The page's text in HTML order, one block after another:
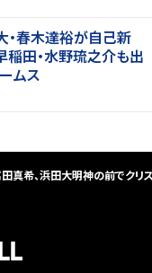
・春木達裕が自己新
稲田・水野琉之介も出
ムス
真希、浜田大明神の前でクリ